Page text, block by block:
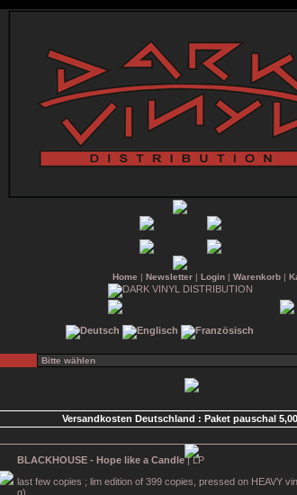
Home | Newsletter| Login| Warenkorb|
Versandkosten Deutschland : Paket pauschal
BLACKHOUSE - Hope like a Candle| LP
last few copies ; lim edition of 399 copies, pressed on HEAVY
g)